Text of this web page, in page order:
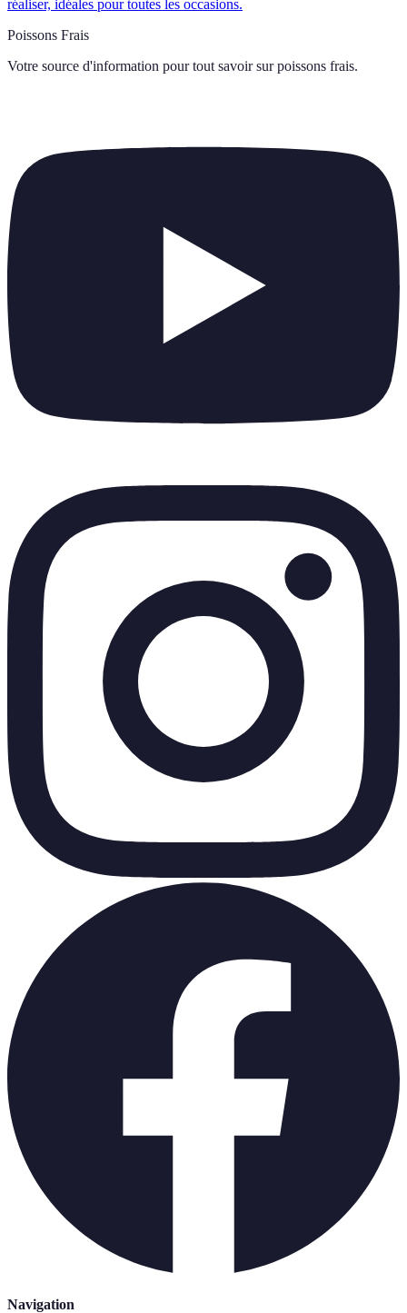
réaliser, idéales pour toutes les occasions.
Poissons Frais
Votre source d'information pour tout savoir sur poissons frais.
Navigation